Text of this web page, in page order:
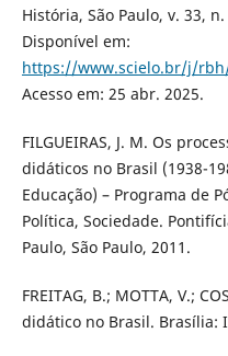
História, São Paulo, v. 33,
Disponível em:
https://www.scielo.br/j/rbh/
Acesso em: 25 abr. 2025.
FILGUEIRAS, J. M. Os
didáticos no Brasil (1938-
Educação) – Programa de
Política, Sociedade.
Paulo, São Paulo, 2011.
FREITAG, B.; MOTTA, V.;
didático no Brasil. Brasília: